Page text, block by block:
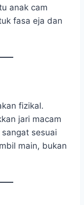
anak cam
fasa eja dan
fizikal.
jari macam
sesuai
main, bukan